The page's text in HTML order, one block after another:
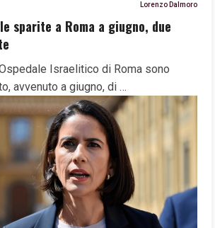
Lorenzo Dalmoro
sparite a Roma a giugno, due
Israelitico di Roma sono
avvenuto a giugno, di …